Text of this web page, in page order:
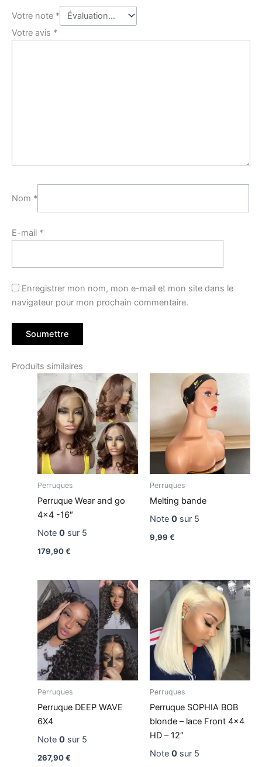
Votre note *
Votre avis *
Nom *
E-mail *
Enregistrer mon nom, mon e-mail et mon site dans le
navigateur pour mon prochain commentaire.
Produits similaires
Perruques
Perruque Wear and go
4×4 -16″
Note 0sur 5
179,90€
Perruques
Melting bande
Note 0sur 5
9,99 €
Perruques
Perruque DEEP WAVE
6X4
Note 0sur 5
267,90€
Perruques
Perruque SOPHIA BOB
blonde – lace Front 4×4
HD – 12″
Note 0sur 5